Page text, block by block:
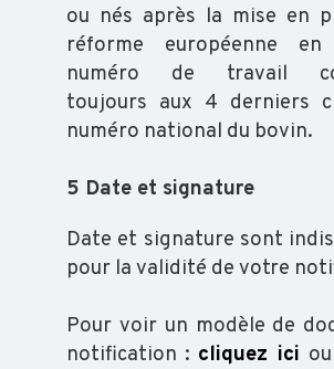
ou nés après la mise en
réforme européenne
numéro de travail
toujours aux 4 derniers
numéro national du bovin.
5 Date et signature
Date et signature sont
pour la validité de votre
Pour voir un modèle de
notification : cliquez ici